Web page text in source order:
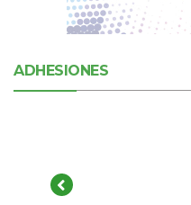
ADHESIONES